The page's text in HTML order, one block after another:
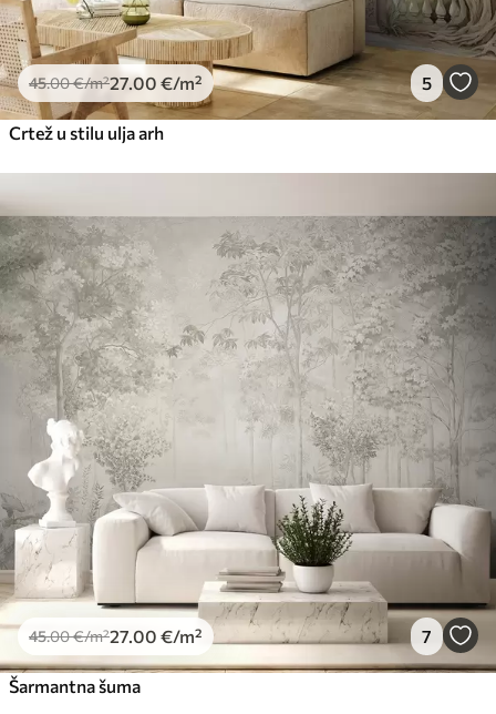
45.00€/m²27.00 €/m² 5
Crtež u stilu ulja arh
45.00€/m²27 .00 €/m² 7
Šarmantna šuma